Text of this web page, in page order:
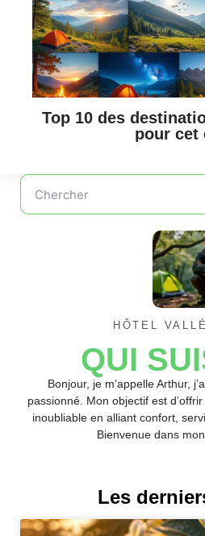
Top 10 des
pour cet
HÔTEL
QUI
Bonjour, je m’appelle Arthur,
passionné. Mon objectif est
inoubliable en alliant confort,
Bienvenue dans
Les